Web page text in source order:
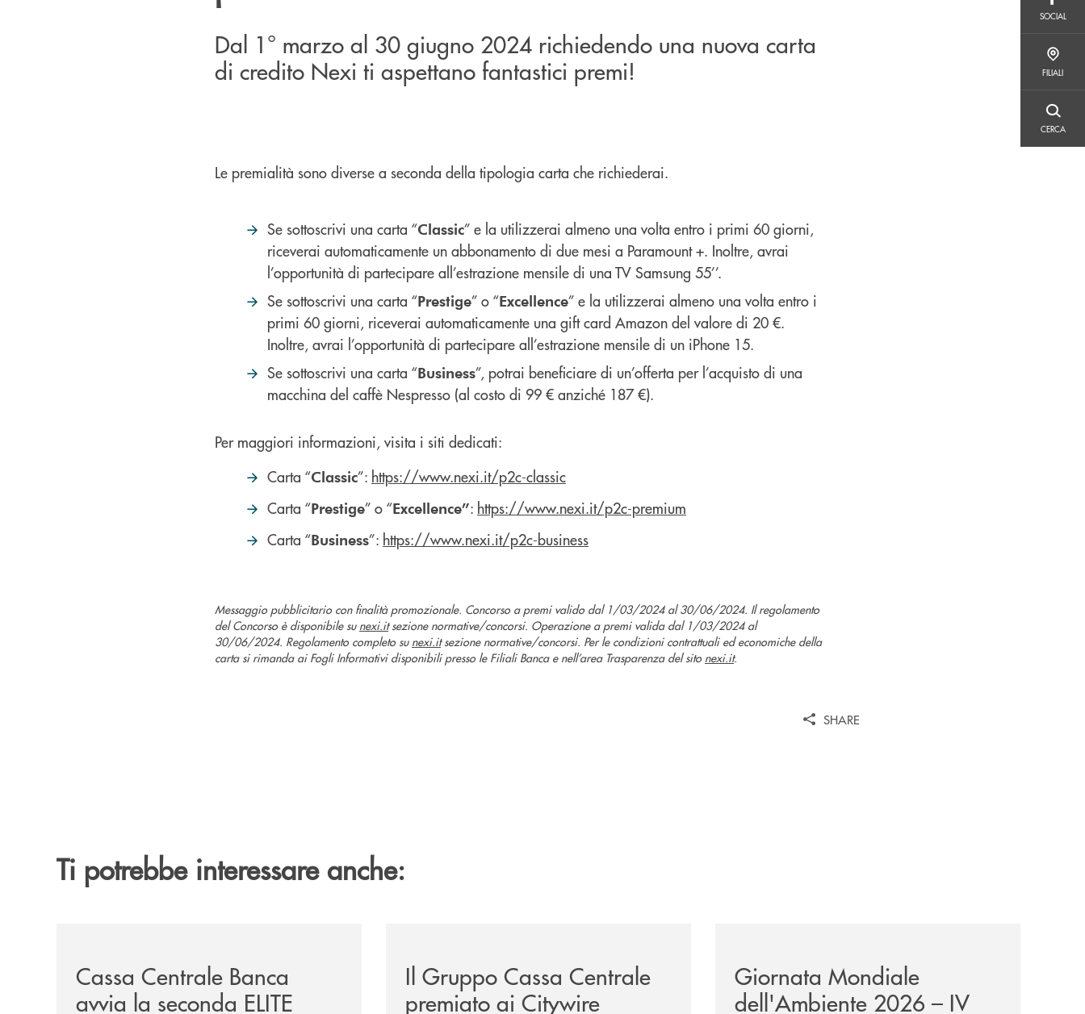
SOCIAL
FILIALI
CERCA
Dal 1° marzo al 30 giugno 2024 richiedendo una nuova carta
di credito Nexi ti aspettano fantastici premi!
Le premialità sono diverse a seconda della tipologia carta che richiederai.
Se sottoscrivi una carta “Classic” e la utilizzerai almeno una volta entro i primi 60 giorni,
riceverai automaticamente un abbonamento di due mesi a Paramount +. Inoltre, avrai
l’opportunità di partecipare all’estrazione mensile di una TV Samsung 55’’.
Se sottoscrivi una carta “Prestige” o “Excellence” e la utilizzerai almeno una volta entro i
primi 60 giorni, riceverai automaticamente una gift card Amazon del valore di 20 €.
Inoltre, avrai l’opportunità di partecipare all’estrazione mensile di un iPhone 15.
Se sottoscrivi una carta “Business”, potrai beneficiare di un’offerta per l’acquisto di una
macchina del caffè Nespresso (al costo di 99 € anziché 187 €).
Per maggiori informazioni, visita i siti dedicati:
Carta “Classic”: https://www.nexi.it/p2c-classic
Carta “Prestige” o “Excellence”: https://www.nexi.it/p2c-premium
Carta “Business”: https://www.nexi.it/p2c-business
Messaggio pubblicitario con finalità promozionale. Concorso a premi valido dal 1/03/2024 al 30/06/2024. Il regolamento
del Concorso è disponibile su nexi.itsezione normative/concorsi. Operazione a premi valida dal 1/03/2024 al
30/06/2024. Regolamento completo su nexi.itsezione normative/concorsi. Per le condizioni contrattuali ed economiche della
carta si rimanda ai Fogli Informativi disponibili presso le Filiali Banca e nell’area Trasparenza del sito nexi.it.
SHARE
Ti potrebbe interessare anche:
Cassa Centrale Banca
avvia la seconda ELITE
Il Gruppo Cassa Centrale
premiato ai Citywire
Giornata Mondiale
dell'Ambiente 2026 – IV